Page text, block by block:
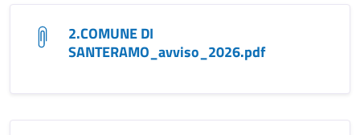
2.COMUNE DI
SANTERAMO_avviso_2026.pdf